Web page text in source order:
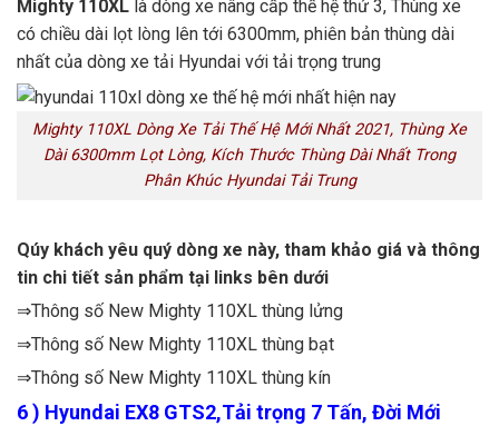
Mighty 110XL là dòng xe nâng cấp thế hệ thứ 3, Thùng xe
có chiều dài lọt lòng lên tới 6300mm, phiên bản thùng dài
nhất của dòng xe tải Hyundai với tải trọng trung
Mighty 110XL Dòng Xe Tải Thế Hệ Mới Nhất 2021, Thùng Xe
Dài 6300mm Lọt Lòng, Kích Thước Thùng Dài Nhất Trong
Phân Khúc Hyundai Tải Trung
Qúy khách yêu quý dòng xe này, tham khảo giá và thông
tin chi tiết sản phẩm tại links bên dưới
⇒Thông số New Mighty 110XL thùng lửng
⇒Thông số New Mighty 110XL thùng bạt
⇒Thông số New Mighty 110XL thùng kín
6 ) Hyundai EX8 GTS2,Tải trọng 7 Tấn, Đời Mới